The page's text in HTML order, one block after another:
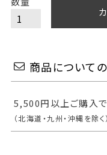
商品について
5,500円以上ご購入で
（北海道・九州・沖縄を除く）